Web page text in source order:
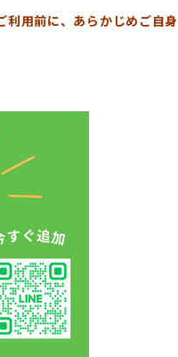
利用前に、あらかじめご自身